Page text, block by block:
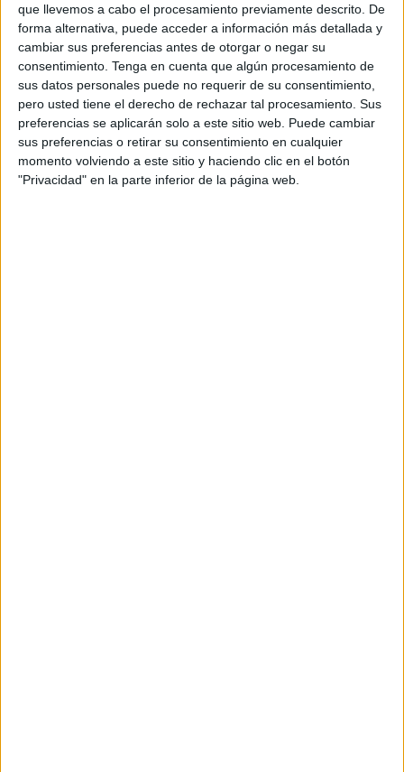
que llevemos a cabo el procesamiento previamente descrito. De
forma alternativa, puede acceder a información más detallada y
cambiar sus preferencias antes de otorgar o negar su
consentimiento. Tenga en cuenta que algún procesamiento de
sus datos personales puede no requerir de su consentimiento,
pero usted tiene el derecho de rechazar tal procesamiento. Sus
preferencias se aplicarán solo a este sitio web. Puede cambiar
sus preferencias o retirar su consentimiento en cualquier
momento volviendo a este sitio y haciendo clic en el botón
"Privacidad" en la parte inferior de la página web.
del concierto ya que es un gran aficionado del mundo
medieval. “Como amante del mundo medieval y de los
castillos, tengo ganas de ver lasMurallas Reales”,
explica.
Cesar AC siempre tuvo el mundo de la música en sus
venas, ya que durante navidades en las que los niños
suelen pedir juguetes o pelotas de fútbol, el joven
madrileño encarga todo tipo de elemento relacionado con